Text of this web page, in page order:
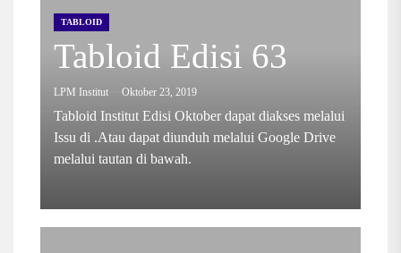
TABLOID
Tabloid Edisi 63
LPM Institut Oktober 23, 2019
Tabloid Institut Edisi Oktober dapat diakses melalui
Issu di .Atau dapat diunduh melalui Google Drive
melalui tautan di bawah.